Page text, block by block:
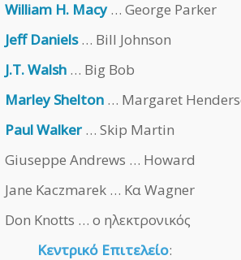
William H. Macy… George Parker
Jeff Daniels… Bill Johnson
J.T. Walsh … Big Bob
Marley Shelton … Margaret
Paul Walker … Skip Martin
Giuseppe Andrews … Howard
Jane Kaczmarek … Κα Wagner
Don Knotts … ο ηλεκτρονικός
Κεντρικό Επιτελείο: